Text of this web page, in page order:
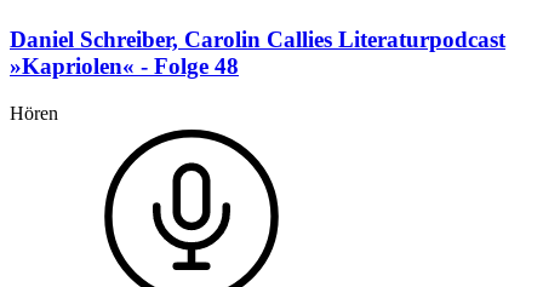
Daniel Schreiber, Carolin Callies Literaturpodcast
»Kapriolen« - Folge 48
Hören